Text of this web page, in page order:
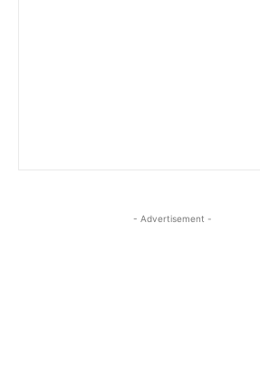
- Advertisement -